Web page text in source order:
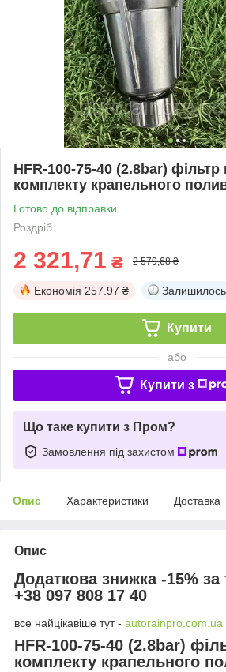
HFR-100-75-40 (2.8bar) фільтр
комплекту крапельного
Готово до відправки
Роздріб
2 321,71 ₴ 2 579,68 ₴
Економія 257.97 ₴ Залишилось
Купити
або
Купити з
Що таке купити з Пром?
Замовлення під захистом
Опис Характеристики Доставка
Опис
Додаткова знижка -15%
+38 097 808 17 40
все найцікавіше тут - autorainpro.com.ua
HFR-100-75-40 (2.8bar)
комплекту крапельного